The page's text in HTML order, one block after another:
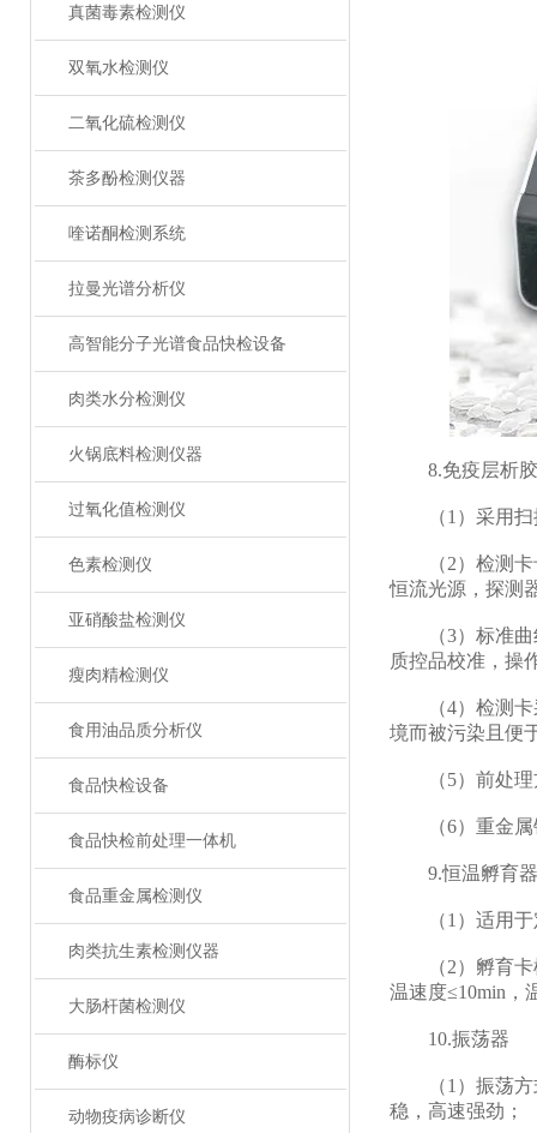
真菌毒素检测仪
双氧水检测仪
二氧化硫检测仪
茶多酚检测仪器
喹诺酮检测系统
拉曼光谱分析仪
高智能分子光谱食品快检设备
肉类水分检测仪
火锅底料检测仪器
过氧化值检测仪
色素检测仪
亚硝酸盐检测仪
瘦肉精检测仪
食用油品质分析仪
食品快检设备
食品快检前处理一体机
食品重金属检测仪
肉类抗生素检测仪器
大肠杆菌检测仪
酶标仪
动物疫病诊断仪
8.免疫层析胶
（1）采用扫描
（2）检测卡卡
恒流光源，探测
（3）标准曲线
质控品校准，操
（4）检测卡采
境而被污染且便
（5）前处理方
（6）重金属
9.恒温孵育器
（1）适用于
（2）孵育卡槽
温速度≤10min，
10.振荡器
（1）振荡方式
稳，高速强劲；